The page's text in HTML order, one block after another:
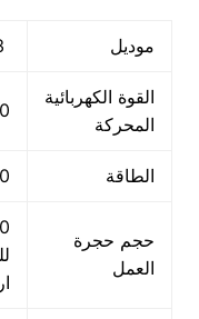
موديل
القوة الكهربائية
المحركة
الطاقة 950
حجم حجرة
العمل